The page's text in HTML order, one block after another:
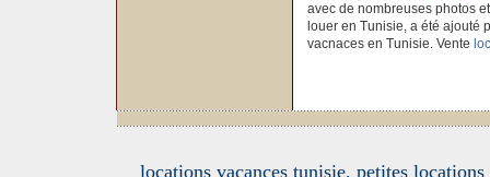
avec de nombreuses photos
louer en Tunisie, a été ajouté
vacnaces en Tunisie. Vente
locations vacances tunisie, petites